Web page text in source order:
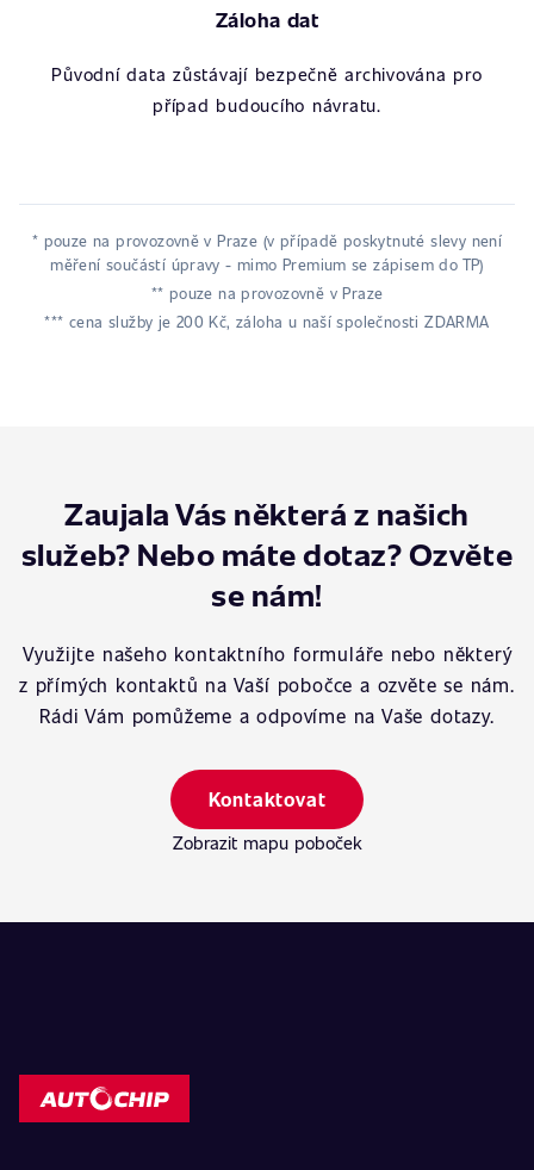
Záloha dat
Původní data zůstávají bezpečně archivována pro
případ budoucího návratu.
* pouze na provozovně v Praze (v případě poskytnuté slevy není
měření součástí úpravy - mimo Premium se zápisem do TP)
** pouze na provozovně v Praze
*** cena služby je 200 Kč, záloha u naší společnosti ZDARMA
Zaujala Vás některá z našich
služeb? Nebo máte dotaz? Ozvěte
se nám!
Využijte našeho kontaktního formuláře nebo některý
z přímých kontaktů na Vaší pobočce a ozvěte se nám.
Rádi Vám pomůžeme a odpovíme na Vaše dotazy.
Kontaktovat
Zobrazit mapu poboček